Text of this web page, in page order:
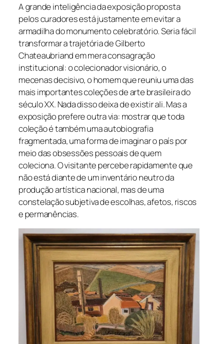
A grande inteligência da exposição proposta
pelos curadores está justamente em evitar a
armadilha do monumento celebratório. Seria fácil
transformar a trajetória de Gilberto
Chateaubriand em mera consagração
institucional: o colecionador visionário, o
mecenas decisivo, o homem que reuniu uma das
mais importantes coleções de arte brasileira do
século XX. Nada disso deixa de existir ali. Mas a
exposição prefere outra via: mostrar que toda
coleção é também uma autobiografia
fragmentada, uma forma de imaginar o país por
meio das obsessões pessoais de quem
coleciona. O visitante percebe rapidamente que
não está diante de um inventário neutro da
produção artística nacional, mas de uma
constelação subjetiva de escolhas, afetos, riscos
e permanências.